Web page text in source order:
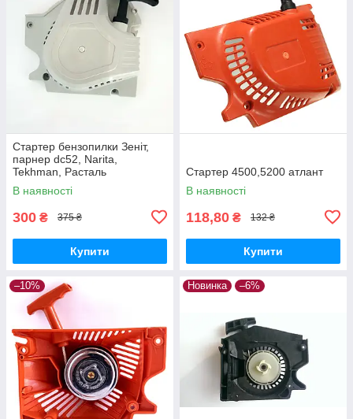
Стартер бензопилки Зеніт,
парнер dc52, Narita,
Tekhman, Расталь
В наявності
300 ₴ 375 ₴
Купити
Стартер 4500,5200 атлант
В наявності
118,80 ₴ 132 ₴
Купити
–10% Новинка –6%